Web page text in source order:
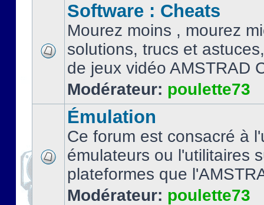
Software : Cheats
Mourez moins , mourez
solutions, trucs et
de jeux vidéo AMSTRAD
Modérateur: poulette73
Émulation
Ce forum est consacré à
émulateurs ou l'utilitaires
plateformes que
Modérateur: poulette73